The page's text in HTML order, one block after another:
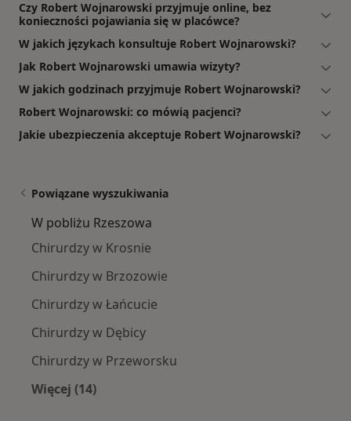
Czy Robert Wojnarowski przyjmuje online, bez
konieczności pojawiania się w placówce?
W jakich językach konsultuje Robert Wojnarowski?
Jak Robert Wojnarowski umawia wizyty?
W jakich godzinach przyjmuje Robert Wojnarowski?
Robert Wojnarowski: co mówią pacjenci?
Jakie ubezpieczenia akceptuje Robert Wojnarowski?
Powiązane wyszukiwania
W pobliżu Rzeszowa
Chirurdzy w Krosnie
Chirurdzy w Brzozowie
Chirurdzy w Łańcucie
Chirurdzy w Dębicy
Chirurdzy w Przeworsku
Więcej (14)